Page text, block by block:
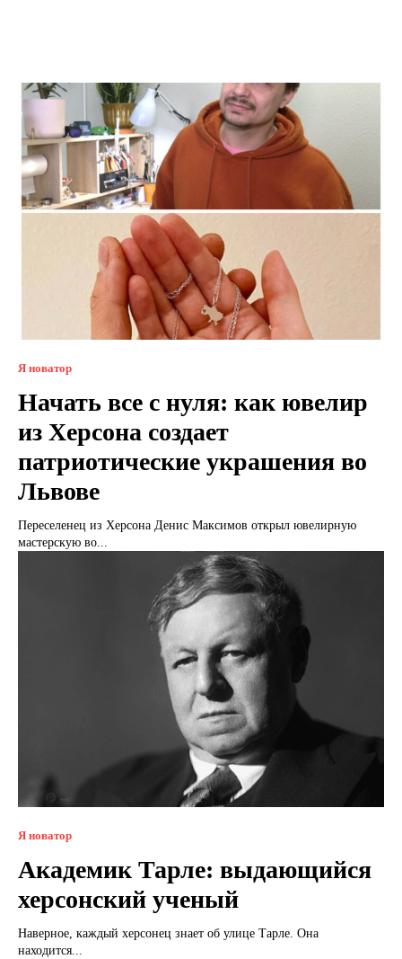
Я новатор
Начать все с нуля: как ювелир
из Херсона создает
патриотические украшения во
Львове
Переселенец из Херсона Денис Максимов открыл ювелирную
мастерскую во...
Я новатор
Академик Тарле: выдающийся
херсонский ученый
Наверное, каждый херсонец знает об улице Тарле. Она
находится...